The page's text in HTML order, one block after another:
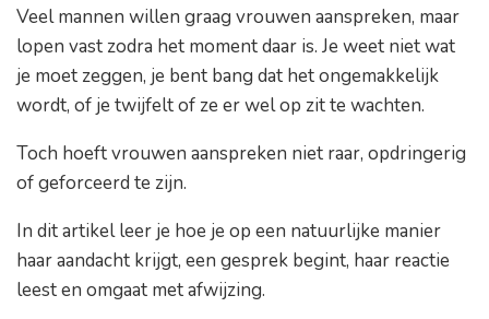
Veel mannen willen graag vrouwen aanspreken, maar
lopen vast zodra het moment daar is. Je weet niet wat
je moet zeggen, je bent bang dat het ongemakkelijk
wordt, of je twijfelt of ze er wel op zit te wachten.
Toch hoeft vrouwen aanspreken niet raar, opdringerig
of geforceerd te zijn.
In dit artikel leer je hoe je op een natuurlijke manier
haar aandacht krijgt, een gesprek begint, haar reactie
leest en omgaat met afwijzing.